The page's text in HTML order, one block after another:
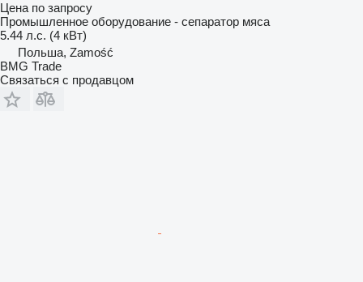
Цена по запросу
Промышленное оборудование - сепаратор мяса
5.44 л.с. (4 кВт)
Польша, Zamość
BMG Trade
Связаться с продавцом